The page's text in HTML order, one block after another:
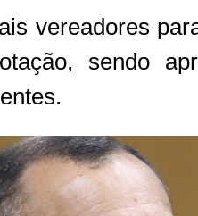
vereadores
sendo